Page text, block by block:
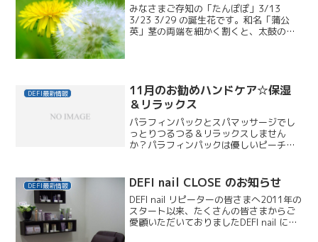
みなさまご存知の「たんぽぽ」3/13
3/23 3/29 の誕生花です。和名「蒲公
英」茎の両端を細かく割くと、太鼓の鼓
DEFI最新情報
11月のお勧めハンドケア☆保湿
＆リラックス
パラフィンパックとスパマッサージでし
っとりつるつる＆リラックスしません
か？パラフィンパックは優しいピーチの
燥や冷え対策に。指先～手首まで
￥1,575（会員さま￥1,418...
DEFI最新情報 DEFI nail CLOSE のお知らせ
DEFI nail リピーターの皆さまへ2011年の
スタート以来、たくさんの皆さまからご
愛顧いただいておりましたDEFI nail につ